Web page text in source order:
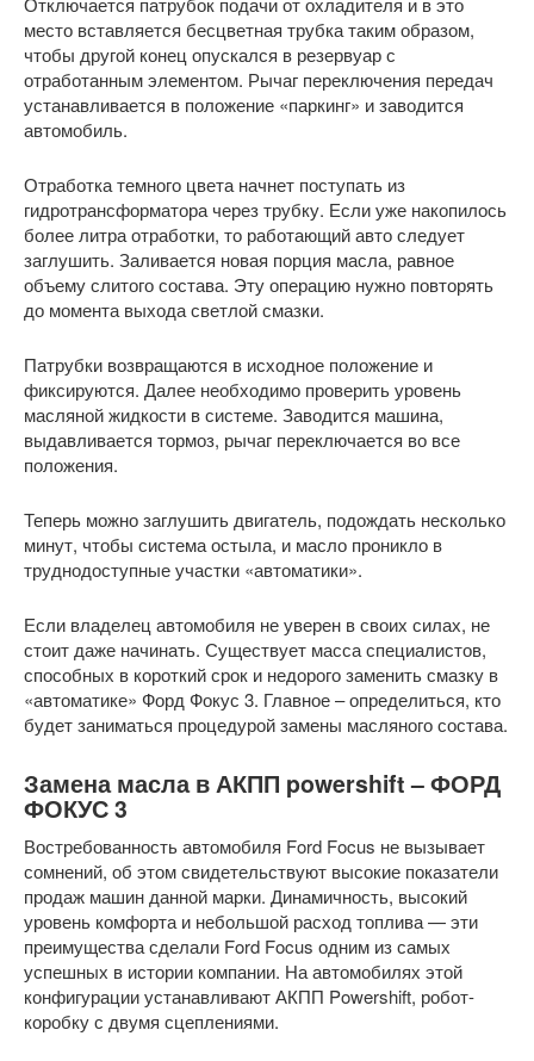
место вставляется бесцветная трубка таким образом,
чтобы другой конец опускался в резервуар с
отработанным элементом. Рычаг переключения передач
устанавливается в положение «паркинг» и заводится
автомобиль.
Отработка темного цвета начнет поступать из
гидротрансформатора через трубку. Если уже накопилось
более литра отработки, то работающий авто следует
заглушить. Заливается новая порция масла, равное
объему слитого состава. Эту операцию нужно повторять
до момента выхода светлой смазки.
Патрубки возвращаются в исходное положение и
фиксируются. Далее необходимо проверить уровень
масляной жидкости в системе. Заводится машина,
выдавливается тормоз, рычаг переключается во все
положения.
Теперь можно заглушить двигатель, подождать несколько
минут, чтобы система остыла, и масло проникло в
труднодоступные участки «автоматики».
Если владелец автомобиля не уверен в своих силах, не
стоит даже начинать. Существует масса специалистов,
способных в короткий срок и недорого заменить смазку в
«автоматике» Форд Фокус 3. Главное – определиться, кто
будет заниматься процедурой замены масляного состава.
Замена масла в АКПП powershift – ФОРД
ФОКУС 3
Востребованность автомобиля Ford Focus не вызывает
сомнений, об этом свидетельствуют высокие показатели
продаж машин данной марки. Динамичность, высокий
уровень комфорта и небольшой расход топлива — эти
преимущества сделали Ford Focus одним из самых
успешных в истории компании. На автомобилях этой
конфигурации устанавливают АКПП Powershift, робот-
коробку с двумя сцеплениями.